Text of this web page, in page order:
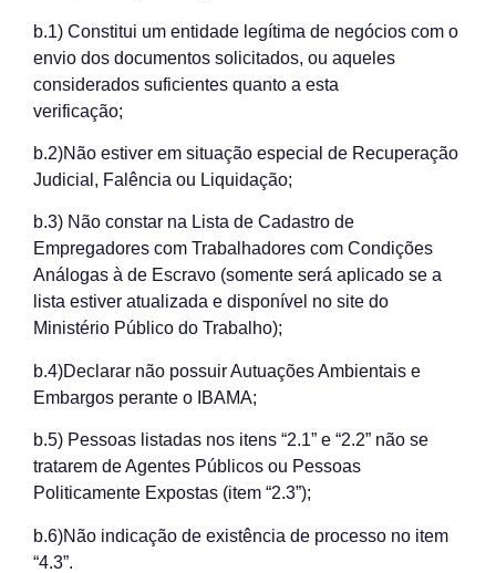
b.1) Constitui um entidade legítima de negócios com o
envio dos documentos solicitados, ou aqueles
considerados suficientes quanto a esta
verificação;
b.2)Não estiver em situação especial de Recuperação
Judicial, Falência ou Liquidação;
b.3) Não constar na Lista de Cadastro de
Empregadores com Trabalhadores com Condições
Análogas à de Escravo (somente será aplicado se a
lista estiver atualizada e disponível no site do
Ministério Público do Trabalho);
b.4)Declarar não possuir Autuações Ambientais e
Embargos perante o IBAMA;
b.5) Pessoas listadas nos itens “2.1” e “2.2” não se
tratarem de Agentes Públicos ou Pessoas
Politicamente Expostas (item “2.3”);
b.6)Não indicação de existência de processo no item
“4.3”.